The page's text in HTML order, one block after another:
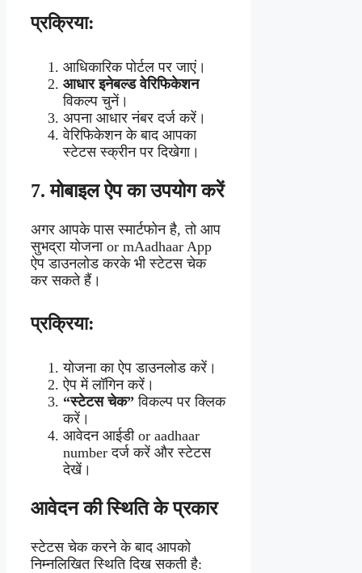
प्रक्रिया:
आधिकारिक पोर्टल पर जाएं।
आधार इनेबल्ड वेरिफिकेशन
विकल्प चुनें।
अपना आधार नंबर दर्ज करें।
वेरिफिकेशन के बाद आपका
स्टेटस स्क्रीन पर दिखेगा।
7.मोबाइल ऐप का उपयोग करें
अगर आपके पास स्मार्टफोन है, तो आप
सुभद्रा योजना or mAadhaar App
ऐप डाउनलोड करके भी स्टेटस चेक
कर सकते हैं।
प्रक्रिया:
योजना का ऐप डाउनलोड करें।
ऐप में लॉगिन करें।
“स्टेटस चेक” विकल्प पर क्लिक
करें।
आवेदन आईडी or aadhaar
number दर्ज करें और स्टेटस
देखें।
आवेदन की स्थिति के प्रकार
स्टेटस चेक करने के बाद आपको
निम्नलिखित स्थिति दिख सकती है: